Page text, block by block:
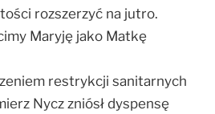
rozszerzyć na jutro.
Maryję jako Matkę
restrykcji sanitarnych
Nycz zniósł dyspensę